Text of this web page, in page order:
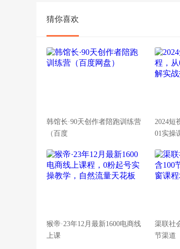
猜你喜欢
韩馆长·90天创作者陪跑训练营
（百度
2024短
01实操
猴帝·23年12月最新1600电商线
上课
渠联社
节渠道